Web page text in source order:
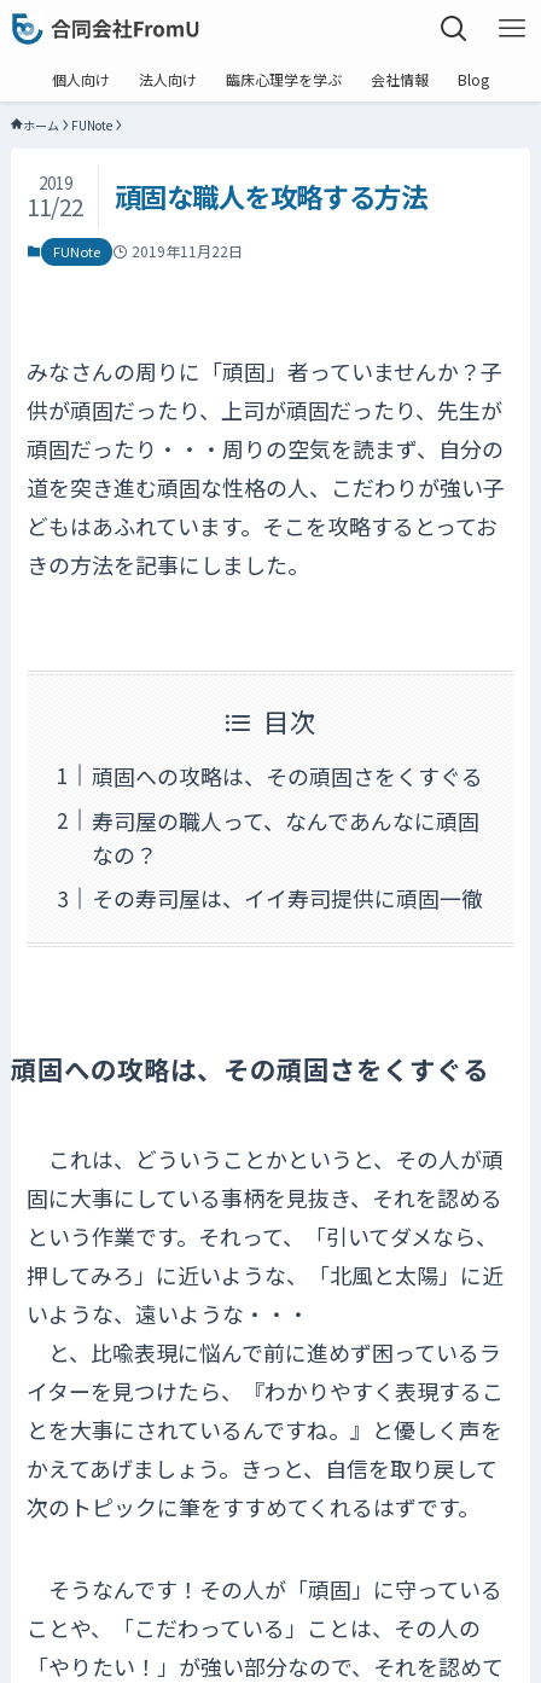
個人向け 法人向け 臨床心理学を学ぶ 会社情報 Blog
ホーム FUNote
頑固な職人を攻略する方法
2019
11/22
FUNote 2019年11月22日
みなさんの周りに「頑固」者っていませんか？子
供が頑固だったり、上司が頑固だったり、先生が
頑固だったり・・・周りの空気を読まず、自分の
道を突き進む頑固な性格の人、こだわりが強い子
どもはあふれています。そこを攻略するとってお
きの方法を記事にしました。
目次
頑固への攻略は、その頑固さをくすぐる
寿司屋の職人って、なんであんなに頑固
なの？
その寿司屋は、イイ寿司提供に頑固一徹
頑固への攻略は、その頑固さをくすぐる
これは、どういうことかというと、その人が頑
固に大事にしている事柄を見抜き、それを認める
という作業です。それって、「引いてダメなら、
押してみろ」に近いような、「北風と太陽」に近
いような、遠いような・・・
と、比喩表現に悩んで前に進めず困っているラ
イターを見つけたら、『わかりやすく表現するこ
とを大事にされているんですね。』と優しく声を
かえてあげましょう。きっと、自信を取り戻して
次のトピックに筆をすすめてくれるはずです。
そうなんです！その人が「頑固」に守っている
ことや、「こだわっている」ことは、その人の
「やりたい！」が強い部分なので、それを認めて